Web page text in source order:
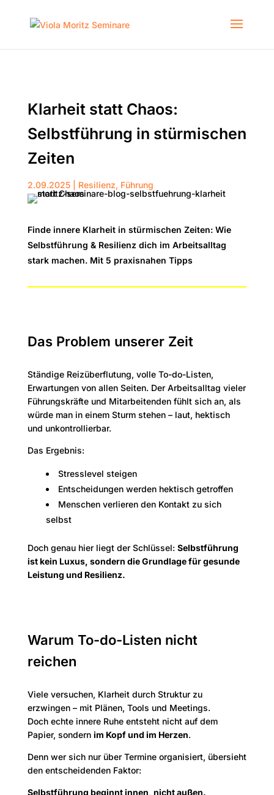
Klarheit statt Chaos:
Selbstführung in stürmischen
Zeiten
2.09.2025| Resilienz, Führung
Finde innere Klarheit in stürmischen Zeiten: Wie
Selbstführung & Resilienz dich im Arbeitsalltag
stark machen. Mit 5 praxisnahen Tipps
Das Problem unserer Zeit
Ständige Reizüberflutung, volle To-do-Listen,
Erwartungen von allen Seiten. Der Arbeitsalltag vieler
Führungskräfte und Mitarbeitenden fühlt sich an, als
würde man in einem Sturm stehen – laut, hektisch
und unkontrollierbar.
Das Ergebnis:
Stresslevel steigen
Entscheidungen werden hektisch getroffen
Menschen verlieren den Kontakt zu sich
selbst
Doch genau hier liegt der Schlüssel: Selbstführung
ist kein Luxus, sondern die Grundlage für gesunde
Leistung und Resilienz.
Warum To-do-Listen nicht
reichen
Viele versuchen, Klarheit durch Struktur zu
erzwingen – mit Plänen, Tools und Meetings.
Doch echte innere Ruhe entsteht nicht auf dem
Papier, sondern im Kopf und im Herzen.
Denn wer sich nur über Termine organisiert, übersieht
den entscheidenden Faktor:
Selbstführung beginnt innen, nicht außen.